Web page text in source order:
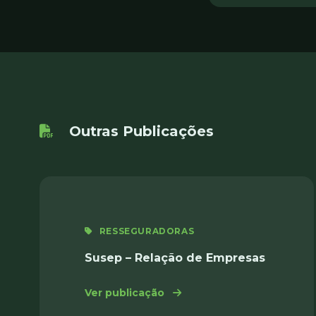
Outras Publicações
RESSEGURADORAS
Susep – Relação de Empresas
Ver publicação : Susep – Relação de